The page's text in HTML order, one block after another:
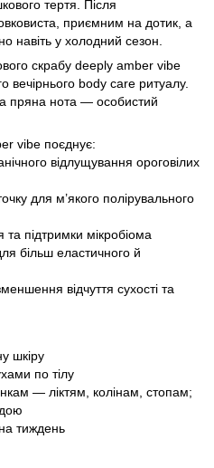
тертя. Після
приємним на дотик, а
навіть у холодний сезон.
скрабу deeply amber vibe
вечірнього body care ритуалу.
пряна нота — особистий
vibe поєднує:
відлущування ороговілих
для м’якого полірувального
підтримки мікробіома
більш еластичного й
відчуття сухості та
шкіру
по тілу
— ліктям, колінам, стопам;
тиждень